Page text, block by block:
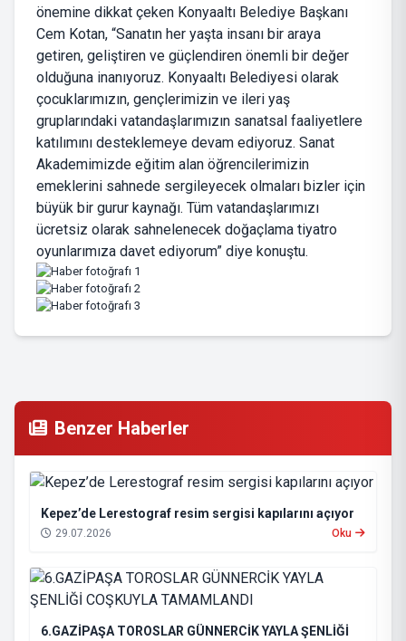
önemine dikkat çeken Konyaaltı Belediye Başkanı
Cem Kotan, “Sanatın her yaşta insanı bir araya
getiren, geliştiren ve güçlendiren önemli bir değer
olduğuna inanıyoruz. Konyaaltı Belediyesi olarak
çocuklarımızın, gençlerimizin ve ileri yaş
gruplarındaki vatandaşlarımızın sanatsal faaliyetlere
katılımını desteklemeye devam ediyoruz. Sanat
Akademimizde eğitim alan öğrencilerimizin
emeklerini sahnede sergileyecek olmaları bizler için
büyük bir gurur kaynağı. Tüm vatandaşlarımızı
ücretsiz olarak sahnelenecek doğaçlama tiyatro
oyunlarımıza davet ediyorum” diye konuştu.
Benzer Haberler
Kepez’de Lerestograf resim sergisi kapılarını açıyor
29.07.2026 Oku
6.GAZİPAŞA TOROSLAR GÜNNERCİK YAYLA ŞENLİĞİ